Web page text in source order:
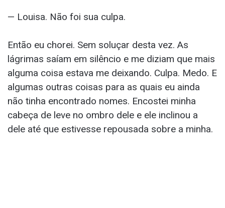
— Louisa. Não foi sua culpa.
Então eu chorei. Sem soluçar desta vez. As
lágrimas saíam em silêncio e me diziam que mais
alguma coisa estava me deixando. Culpa. Medo. E
algumas outras coisas para as quais eu ainda
não tinha encontrado nomes. Encostei minha
cabeça de leve no ombro dele e ele inclinou a
dele até que estivesse repousada sobre a minha.